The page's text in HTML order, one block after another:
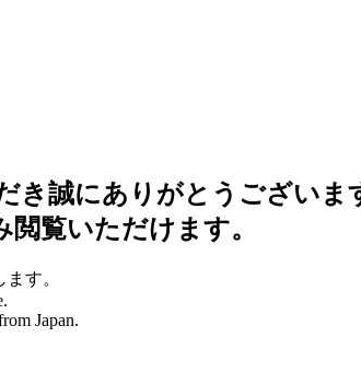
き誠にありがとうございま
覧いただけます。
す。
Japan.